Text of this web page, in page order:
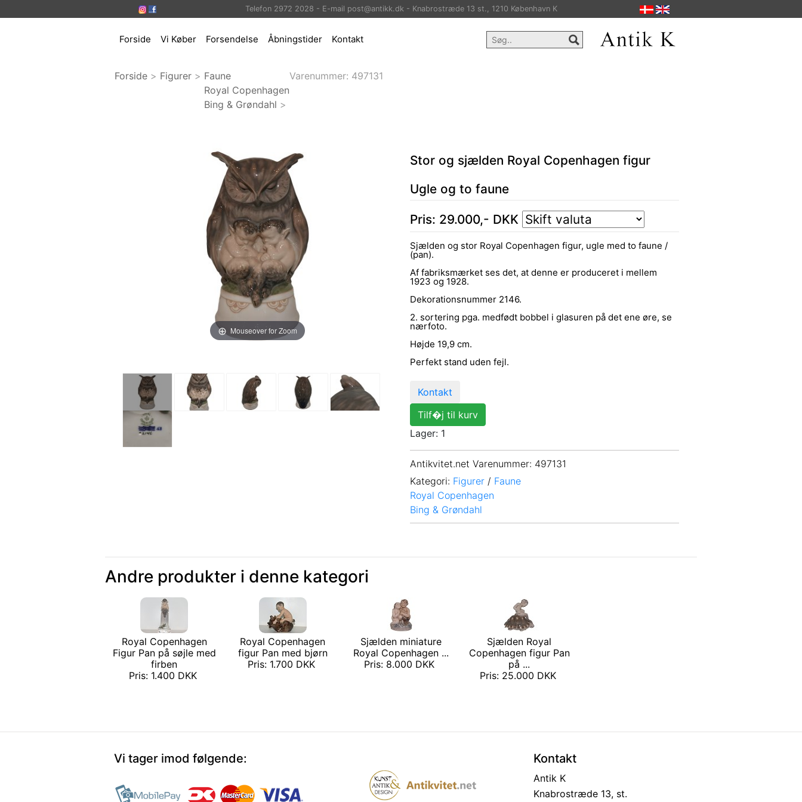
Telefon 2972 2028 - E-mail post@antikk.dk - Knabrostræde 13 st., 1210 København K
Forside Vi Køber Forsendelse Åbningstider Kontakt
Forside > Figurer > Faune
Royal Copenhagen
Bing & Grøndahl >
Varenummer: 497131
Mouseover for Zoom
Stor og sjælden Royal Copenhagen figur
Ugle og to faune
Pris: 29.000,- DKK
Sjælden og stor Royal Copenhagen figur, ugle med to faune /
(pan).
Af fabriksmærket ses det, at denne er produceret i mellem
1923 og 1928.
Dekorationsnummer 2146.
2. sortering pga. medfødt bobbel i glasuren på det ene øre, se
nærfoto.
Højde 19,9 cm.
Perfekt stand uden fejl.
Kontakt
Tilf�j til kurv
Lager: 1
Antikvitet.net Varenummer: 497131
Kategori: Figurer / Faune
Royal Copenhagen
Bing & Grøndahl
Andre produkter i denne kategori
Royal Copenhagen
Figur Pan på søjle med
firben
Pris: 1.400 DKK
Royal Copenhagen
figur Pan med bjørn
Pris: 1.700 DKK
Sjælden miniature
Royal Copenhagen ...
Pris: 8.000 DKK
Sjælden Royal
Copenhagen figur Pan
på ...
Pris: 25.000 DKK
Vi tager imod følgende: Kontakt
Antik K
Knabrostræde 13, st.